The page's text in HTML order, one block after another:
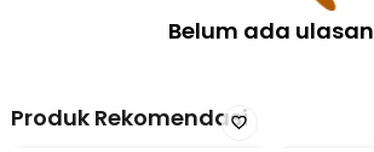
Belum ada ulasan
Produk Rekomendasi